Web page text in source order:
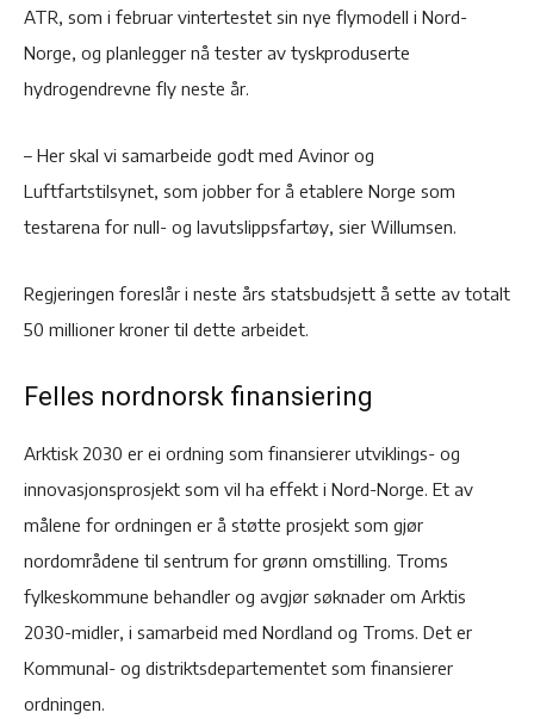
ATR, som i februar vintertestet sin nye flymodell i Nord-
Norge, og planlegger nå tester av tyskproduserte
hydrogendrevne fly neste år.
– Her skal vi samarbeide godt med Avinor og
Luftfartstilsynet, som jobber for å etablere Norge som
testarena for null- og lavutslippsfartøy, sier Willumsen.
Regjeringen foreslår i neste års statsbudsjett å sette av totalt
50 millioner kroner til dette arbeidet.
Felles nordnorsk finansiering
Arktisk 2030 er ei ordning som finansierer utviklings- og
innovasjonsprosjekt som vil ha effekt i Nord-Norge. Et av
målene for ordningen er å støtte prosjekt som gjør
nordområdene til sentrum for grønn omstilling. Troms
fylkeskommune behandler og avgjør søknader om Arktis
2030-midler, i samarbeid med Nordland og Troms. Det er
Kommunal- og distriktsdepartementet som finansierer
ordningen.